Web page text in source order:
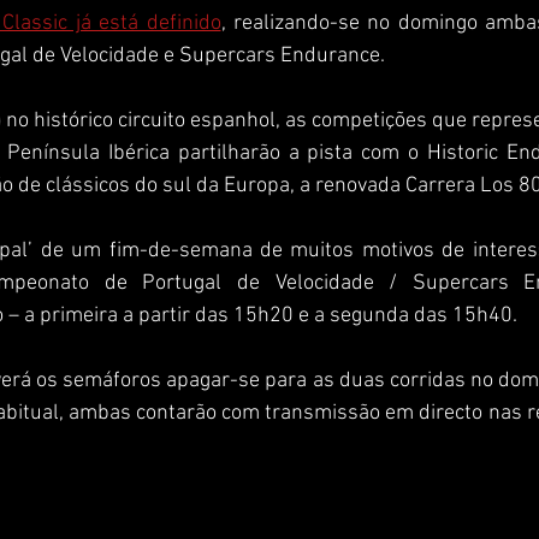
já está definido, realizando-se no domingo
de Velocidade e Supercars Endurance.
histórico circuito espanhol, as competições que
Ibérica partilharão a pista com o Historic
de clássicos do sul da Europa, a renovada Carrera Los
de um fim-de-semana de muitos motivos de
de Portugal de Velocidade / Supercars
a primeira a partir das 15h20 e a segunda das 15h40.
os semáforos apagar-se para as duas corridas no
ambas contarão com transmissão em directo nas